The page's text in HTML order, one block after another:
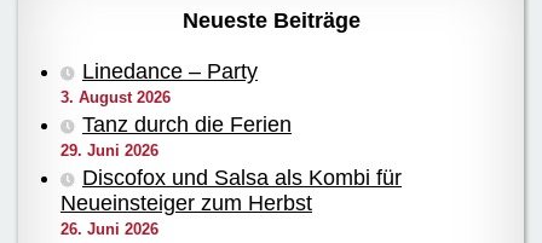
Neueste Beiträge
Linedance – Party
3. August 2026
Tanz durch die Ferien
29. Juni 2026
Discofox und Salsa als Kombi für
Neueinsteiger zum Herbst
26. Juni 2026